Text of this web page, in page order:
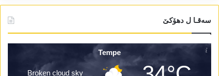
سەقـا ل دھۆکێ
Tempe
Broken cloud sky